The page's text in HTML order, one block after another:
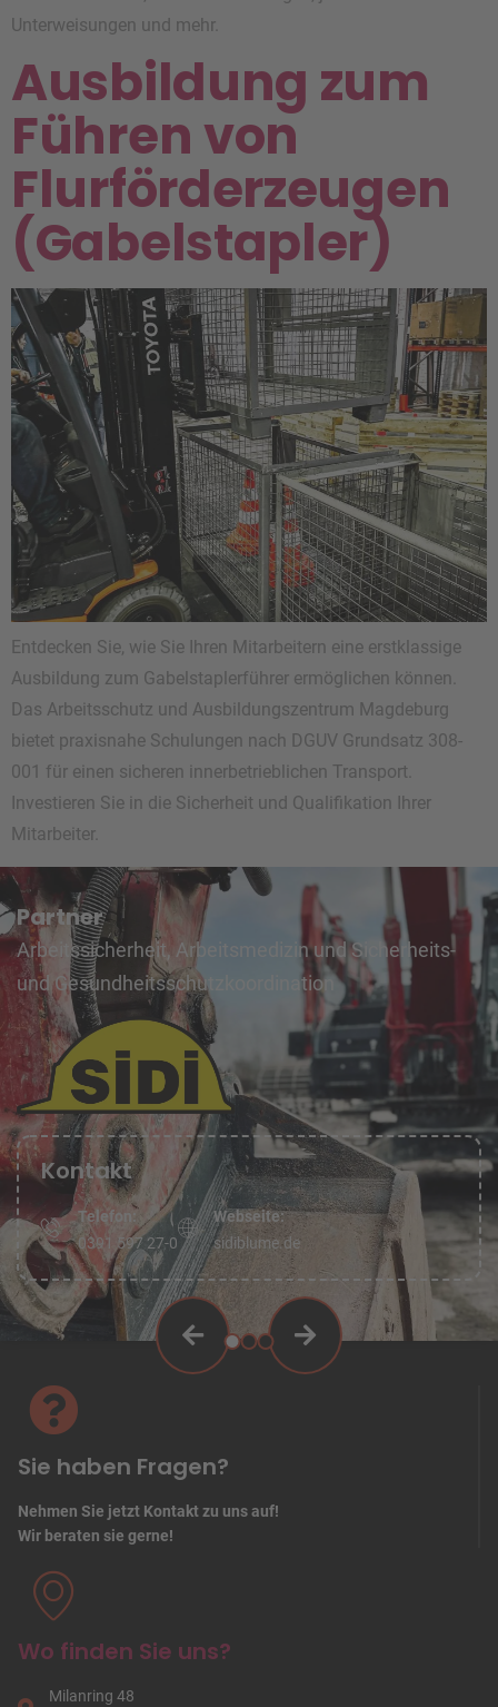
Unterweisungen und mehr.
Ausbildung zum
Führen von
Flurförderzeugen
(Gabelstapler)
Entdecken Sie, wie Sie Ihren Mitarbeitern eine erstklassige
Ausbildung zum Gabelstaplerführer ermöglichen können.
Das Arbeitsschutz und Ausbildungszentrum Magdeburg
bietet praxisnahe Schulungen nach DGUV Grundsatz 308-
001 für einen sicheren innerbetrieblichen Transport.
Investieren Sie in die Sicherheit und Qualifikation Ihrer
Mitarbeiter.
Partner
Arbeitssicherheit, Arbeitsmedizin und Sicherheits-
und Gesundheitsschutzkoordination
Kontakt
Telefon:
0391 597 27-0
Webseite:
sidiblume.de
Sie haben Fragen?
Nehmen Sie jetzt Kontakt zu uns auf!
Wir beraten sie gerne!
Wo finden Sie uns?
Milanring 48